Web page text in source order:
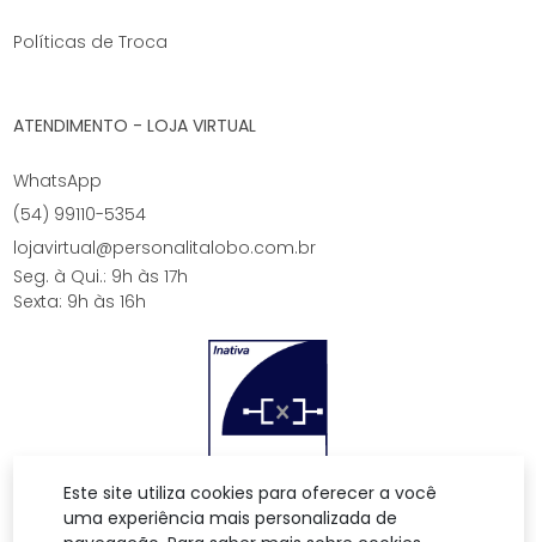
Políticas de Troca
ATENDIMENTO - LOJA VIRTUAL
WhatsApp
(54) 99110-5354
lojavirtual@personalitalobo.com.br
Seg. à Qui.: 9h às 17h
Sexta: 9h às 16h
Este site utiliza cookies para oferecer a você
uma experiência mais personalizada de